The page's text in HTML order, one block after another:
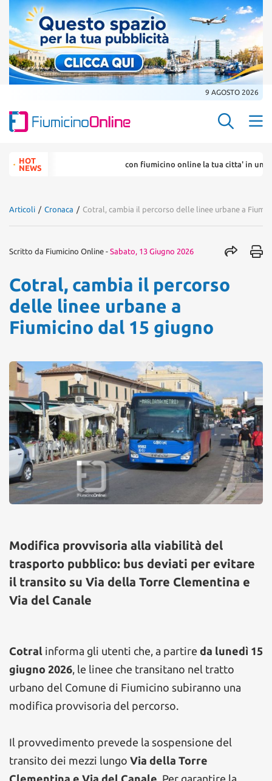
9 AGOSTO 2026
Search
for:HOT
NEWS
con fiumicino online la tua citta' in un ...
Articoli / Cronaca / Cotral, cambia il percorso delle linee urbane a
Scritto da Fiumicino Online - Sabato, 13 Giugno 2026
Cotral, cambia il percorso
delle linee urbane a
Fiumicino dal 15 giugno
Modifica provvisoria alla viabilità del
trasporto pubblico: bus deviati per evitare
il transito su Via della Torre Clementina e
Via del Canale
Cotral informa gli utenti che, a partire da lunedì 15
giugno 2026, le linee che transitano nel tratto
urbano del Comune di Fiumicino subiranno una
modifica provvisoria del percorso.
Il provvedimento prevede la sospensione del
transito dei mezzi lungo Via della Torre